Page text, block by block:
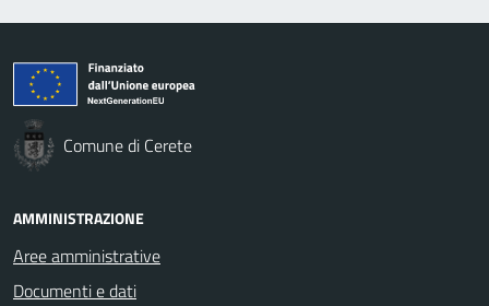
Comune di Cerete
AMMINISTRAZIONE
Aree amministrative
Documenti e dati